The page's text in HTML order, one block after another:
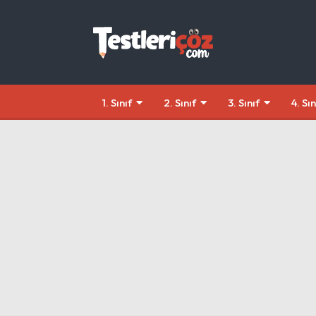
1. Sınıf 2. Sınıf 3. Sınıf 4.